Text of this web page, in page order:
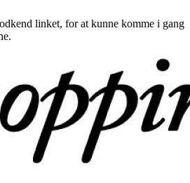
linket, for at kunne komme i gang